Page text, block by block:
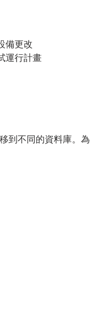
備更改
運行計畫
到不同的資料庫。為